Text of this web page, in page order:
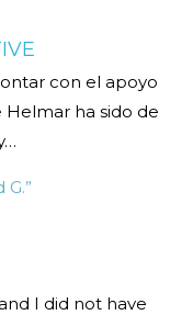
con el apoyo
ha sido de
…
G.”
I did not have